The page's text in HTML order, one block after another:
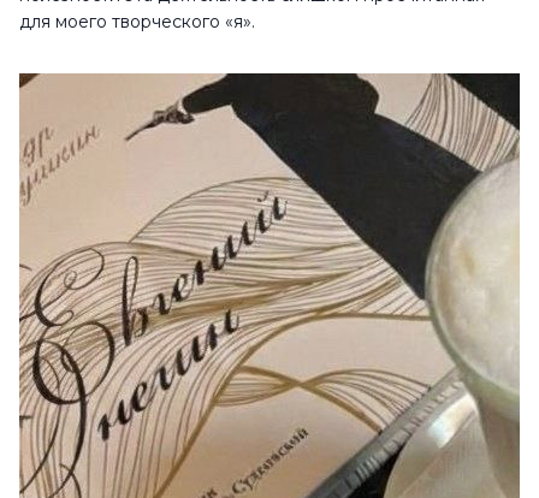
для моего творческого «я».